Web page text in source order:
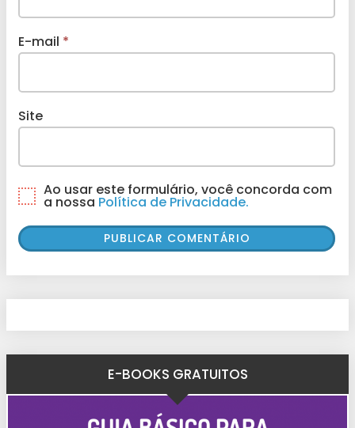
E-mail *
Site
Ao usar este formulário, você concorda com
a nossa Política de Privacidade.
E-BOOKS GRATUITOS